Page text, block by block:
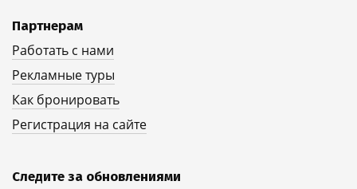
Партнерам
Работать с нами
Рекламные туры
Как бронировать
Регистрация на сайте
Следите за обновлениями